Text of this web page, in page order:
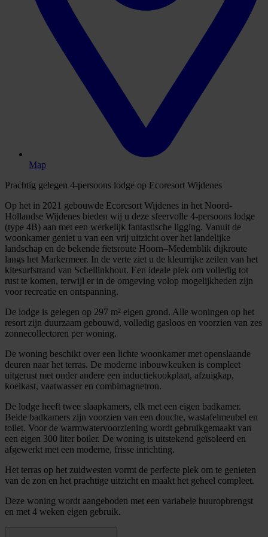
Map
Prachtig gelegen 4-persoons lodge op Ecoresort Wijdenes
Op het in 2021 gebouwde Ecoresort Wijdenes in het Noord-
Hollandse Wijdenes bieden wij u deze sfeervolle 4-persoons lodge
(type 4B) aan met een werkelijk fantastische ligging. Vanuit de
woonkamer geniet u van een vrij uitzicht over het landelijke
landschap en de bekende fietsroute Hoorn–Medemblik dijkroute
langs het Markermeer. In de verte ziet u de kleurrijke zeilen van het
kitesurfstrand van Schellinkhout. Een ideale plek om volledig tot
rust te komen, terwijl er in de omgeving volop mogelijkheden zijn
voor recreatie en ontspanning.
De lodge is gelegen op 297 m² eigen grond. Alle woningen op het
resort zijn duurzaam gebouwd, volledig gasloos en voorzien van zes
zonnecollectoren per woning.
De woning beschikt over een lichte woonkamer met openslaande
deuren naar het terras. De moderne inbouwkeuken is compleet
uitgerust met onder andere een inductiekookplaat, afzuigkap,
koelkast, vaatwasser en combimagnetron.
De lodge heeft twee slaapkamers, elk met een eigen badkamer.
Beide badkamers zijn voorzien van een douche, wastafelmeubel en
toilet. Voor de warmwatervoorziening wordt gebruikgemaakt van
een eigen 300 liter boiler. De woning is uitstekend geïsoleerd en
afgewerkt met een moderne, frisse inrichting.
Het terras op het zuidwesten vormt de perfecte plek om te genieten
van de zon en het prachtige uitzicht en maakt het geheel compleet.
Deze woning wordt aangeboden met een variabele huuropbrengst
en met 4 weken eigen gebruik.